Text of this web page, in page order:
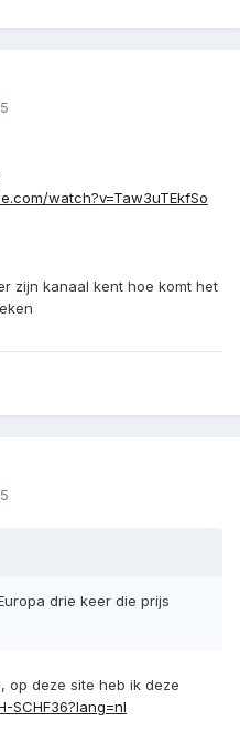
watch?v=Taw3uTEkfSo
zijn kanaal kent hoe komt het
drie keer die prijs
op deze site heb ik deze
SCHF36?lang=nl